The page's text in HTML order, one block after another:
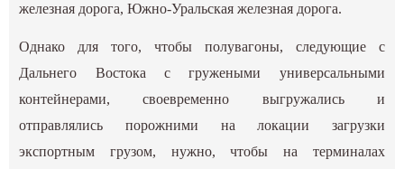
железная дорога, Южно-Уральская железная дорога.
Однако для того, чтобы полувагоны, следующие с
Дальнего Востока с гружеными универсальными
контейнерами, своевременно выгружались и
отправлялись порожними на локации загрузки
экспортным грузом, нужно, чтобы на терминалах